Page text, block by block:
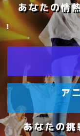
あなたの情
ア
あなたの